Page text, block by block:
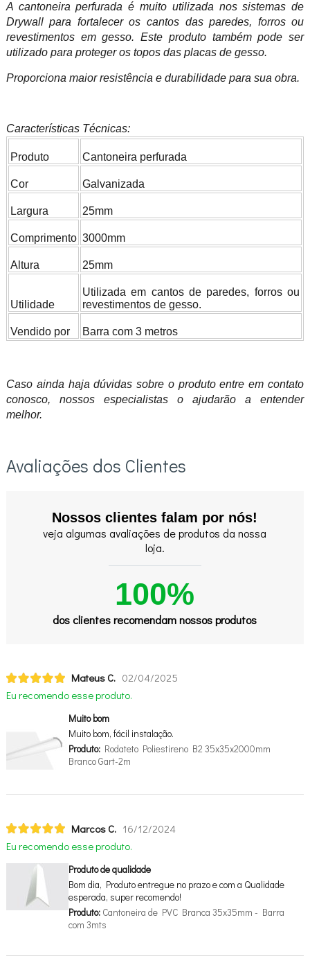
A cantoneira perfurada é muito utilizada nos sistemas de
Drywall para fortalecer os cantos das paredes, forros ou
revestimentos em gesso. Este produto também pode ser
utilizado para proteger os topos das placas de gesso.
Proporciona maior resistência e durabilidade para sua obra.
Características Técnicas:
Produto Cantoneira perfurada
Cor Galvanizada
Largura 25mm
Comprimento 3000mm
Altura 25mm
Utilidade
Utilizada em cantos de paredes, forros ou
revestimentos de gesso.
Vendido por Barra com 3 metros
Caso ainda haja dúvidas sobre o produto entre em contato
conosco, nossos especialistas o ajudarão a entender
melhor.
Avaliações dos Clientes
Nossos clientes falam por nós!
veja algumas avaliações de produtos da nossa
loja.
100%
dos clientes recomendam nossos produtos
Mateus C. 02/04/2025
Eu recomendo esse produto.
Muito bom
Muito bom, fácil instalação.
Produto:Rodateto Poliestireno B2 35x35x2000mm
Branco Gart-2m
Marcos C. 16/12/2024
Eu recomendo esse produto.
Produto de qualidade
Bom dia, Produto entregue no prazo e com a Qualidade
esperada, super recomendo!
Produto:Cantoneira de PVC Branca 35x35mm - Barra
com 3mts